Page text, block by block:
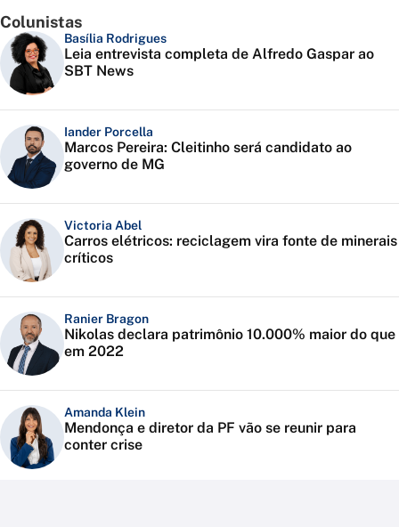
Colunistas
Basília Rodrigues
Leia entrevista completa de Alfredo Gaspar ao
SBT News
Iander Porcella
Marcos Pereira: Cleitinho será candidato ao
governo de MG
Victoria Abel
Carros elétricos: reciclagem vira fonte de minerais
críticos
Ranier Bragon
Nikolas declara patrimônio 10.000% maior do que
em 2022
Amanda Klein
Mendonça e diretor da PF vão se reunir para
conter crise